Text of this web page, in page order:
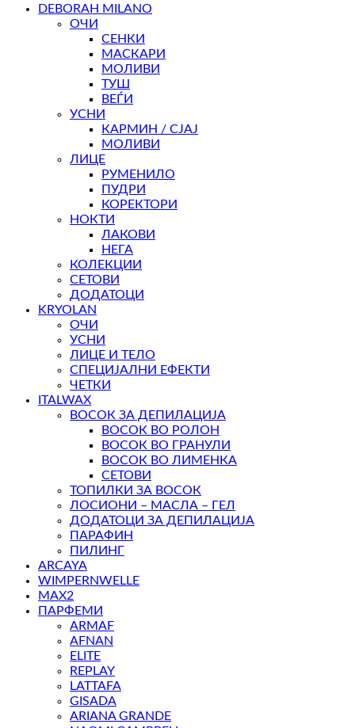
DEBORAH MILANO
ОЧИ
СЕНКИ
МАСКАРИ
МОЛИВИ
ТУШ
ВЕЃИ
УСНИ
КАРМИН / СЈАЈ
МОЛИВИ
ЛИЦЕ
РУМЕНИЛО
ПУДРИ
КОРЕКТОРИ
НОКТИ
ЛАКОВИ
НЕГА
КОЛЕКЦИИ
СЕТОВИ
ДОДАТОЦИ
KRYOLAN
ОЧИ
УСНИ
ЛИЦЕ И ТЕЛО
СПЕЦИЈАЛНИ ЕФЕКТИ
ЧЕТКИ
ITALWAX
ВОСОК ЗА ДЕПИЛАЦИЈА
ВОСОК ВО РОЛОН
ВОСОК ВО ГРАНУЛИ
ВОСОК ВО ЛИМЕНКА
СЕТОВИ
ТОПИЛКИ ЗА ВОСОК
ЛОСИОНИ – МАСЛА – ГЕЛ
ДОДАТОЦИ ЗА ДЕПИЛАЦИЈА
ПАРАФИН
ПИЛИНГ
ARCAYA
WIMPERNWELLE
MAX2
ПАРФЕМИ
ARMAF
AFNAN
ELITE
REPLAY
LATTAFA
GISADA
ARIANA GRANDE